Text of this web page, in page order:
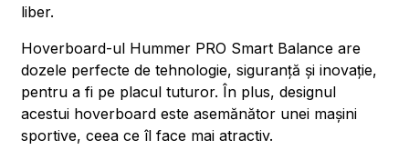
liber.
Hoverboard-ul Hummer PRO Smart Balance are
dozele perfecte de tehnologie, siguranță și inovație,
pentru a fi pe placul tuturor. În plus, designul
acestui hoverboard este asemănător unei mașini
sportive, ceea ce îl face mai atractiv.